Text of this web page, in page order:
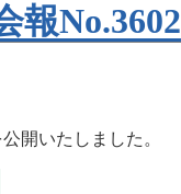
報No.3602
開いたしました。